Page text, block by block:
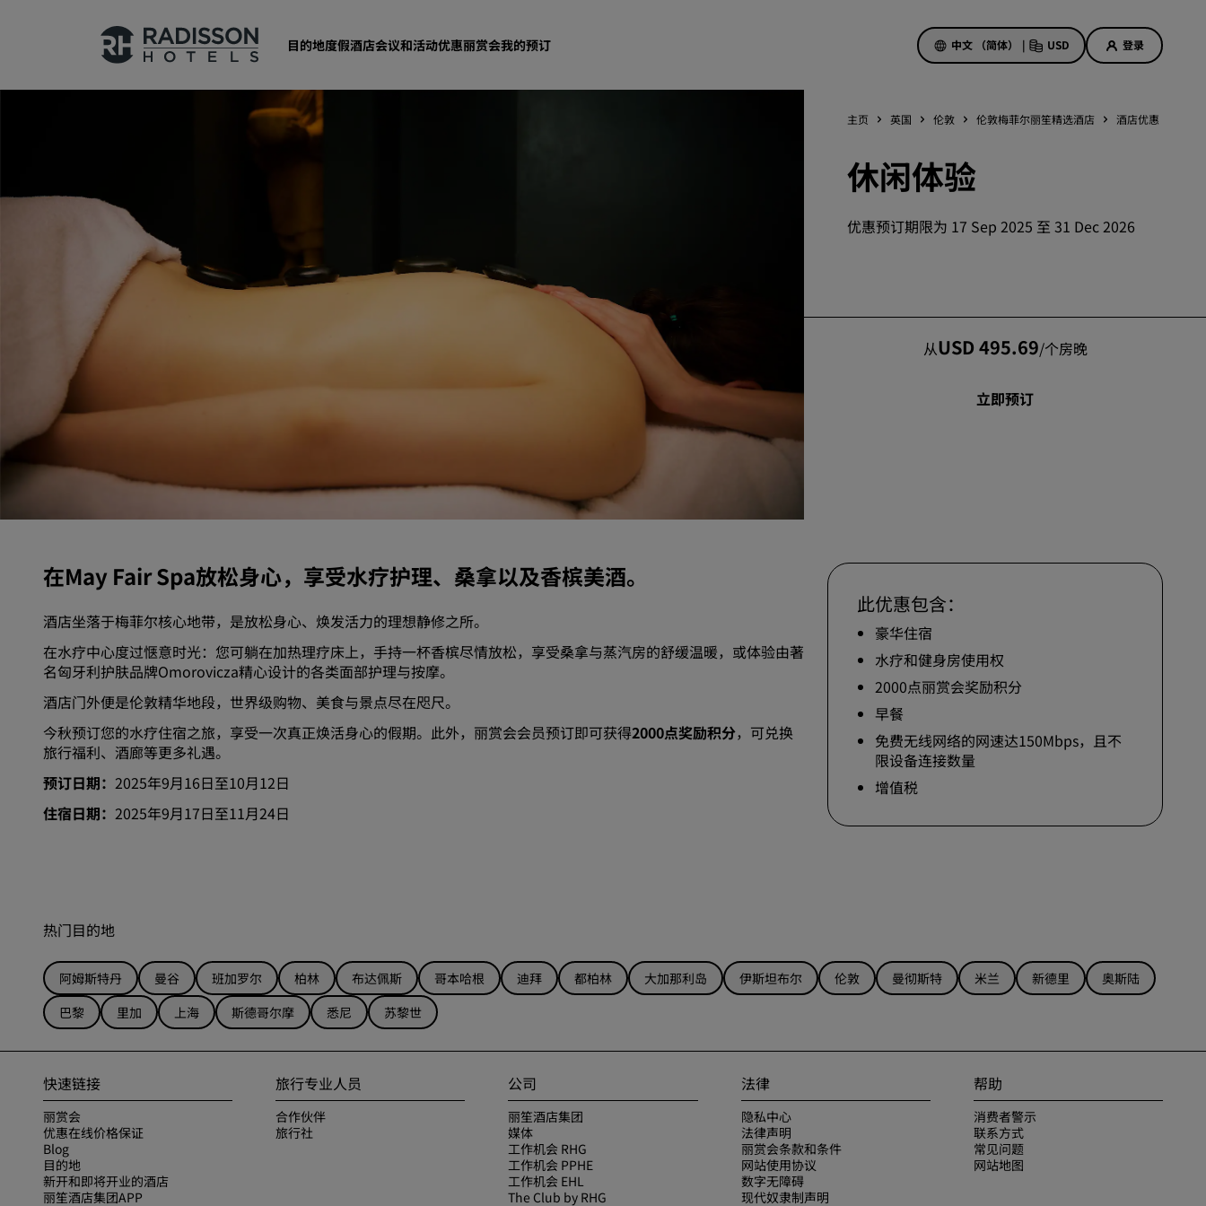
目的地度假酒店会议和活动优惠丽赏会我的预订 中文 （简体） | USD 登录
丽笙酒店集团品牌
中国附属品牌
会议和活动
探索丽笙会议
预订会议空间
请求报价
行业方案
搜索航班
搜索餐厅
丽笙酒店集团应用程序
探索我们的优惠
当日特惠
旅行灵感
Rad Pets
访问我们的博客
丽赏会
了解丽赏会
礼遇
如何赚取积分
预订人员和策划人员
主页 英国 伦敦 伦敦梅菲尔丽笙精选酒店 酒店优惠
休闲体验
优惠预订期限为 17 Sep 2025 至 31 Dec 2026
从USD 495.69/个房晚
立即预订
在May Fair Spa放松身心，享受水疗护理、桑拿以及香槟美酒。
酒店坐落于梅菲尔核心地带，是放松身心、焕发活力的理想静修之所。
在水疗中心度过惬意时光：您可躺在加热理疗床上，手持一杯香槟尽情放松，享受桑拿与蒸汽房的舒缓温暖，或体验由著
名匈牙利护肤品牌Omorovicza精心设计的各类面部护理与按摩。
酒店门外便是伦敦精华地段，世界级购物、美食与景点尽在咫尺。
今秋预订您的水疗住宿之旅，享受一次真正焕活身心的假期。此外，丽赏会会员预订即可获得2000点奖励积分，可兑换
旅行福利、酒廊等更多礼遇。
预订日期： 2025年9月16日至10月12日
住宿日期： 2025年9月17日至11月24日
此优惠包含：
豪华住宿
水疗和健身房使用权
2000点丽赏会奖励积分
早餐
免费无线网络的网速达150Mbps，且不
限设备连接数量
增值税
热门目的地
阿姆斯特丹 曼谷 班加罗尔 柏林 布达佩斯 哥本哈根 迪拜 都柏林 大加那利岛 伊斯坦布尔 伦敦 曼彻斯特 米兰 新德里
奥斯陆
巴黎
里加 上海 斯德哥尔摩 悉尼 苏黎世
快速链接
丽赏会
优惠在线价格保证
Blog
目的地
新开和即将开业的酒店
丽笙酒店集团APP
旅行专业人员
合作伙伴
旅行社
公司
丽笙酒店集团
媒体
工作机会 RHG
工作机会 PPHE
工作机会 EHL
The Club by RHG
法律
隐私中心
法律声明
丽赏会条款和条件
网站使用协议
数字无障碍
现代奴隶制声明
帮助
消费者警示
联系方式
常见问题
网站地图